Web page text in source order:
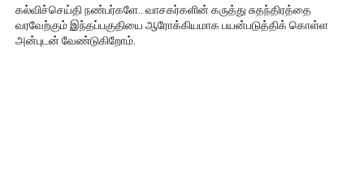
கல்விச்செய்தி நண்பர்களே.. வாசகர்களின் கருத்து சுதந்திரத்தை
வரவேற்கும் இந்தப்பகுதியை ஆரோக்கியமாக பயன்படுத்திக் கொள்ள
அன்புடன் வேண்டுகிறோம்.